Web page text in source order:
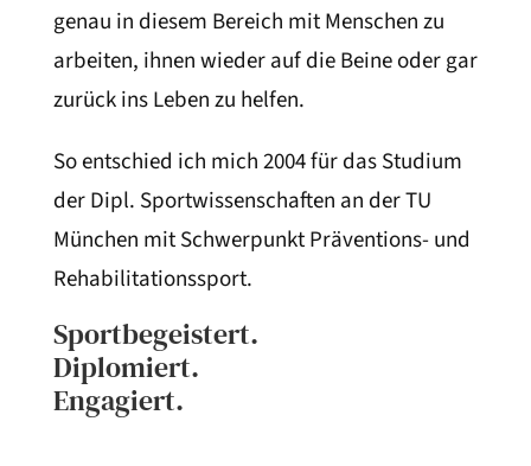
genau in diesem Bereich mit Menschen zu
arbeiten, ihnen wieder auf die Beine oder gar
zurück ins Leben zu helfen.
So entschied ich mich 2004 für das Studium
der Dipl. Sportwissenschaften an der TU
München mit Schwerpunkt Präventions- und
Rehabilitationssport.
Sportbegeistert.
Diplomiert.
Engagiert.